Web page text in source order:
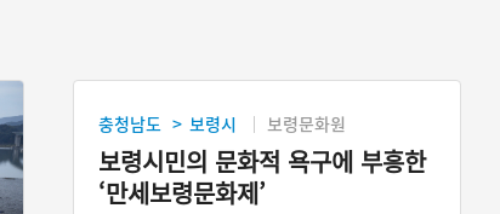
충청남도 > 보령시 보령문화원
보령시민의 문화적 욕구에 부흥한
‘만세보령문화제’